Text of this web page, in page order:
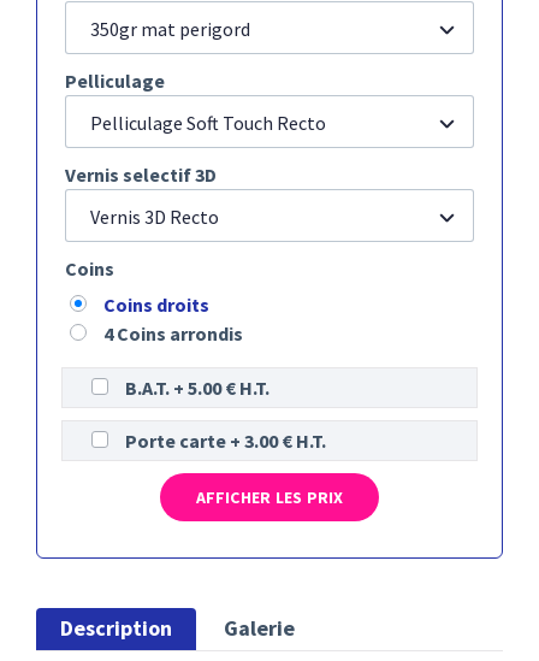
350gr mat perigord
Pelliculage
Pelliculage Soft Touch Recto
Vernis selectif 3D
Vernis 3D Recto
Coins
Coins droits
4 Coins arrondis
B.A.T. + 5.00 € H.T.
Porte carte + 3.00 € H.T.
AFFICHER LES PRIX
Description Galerie